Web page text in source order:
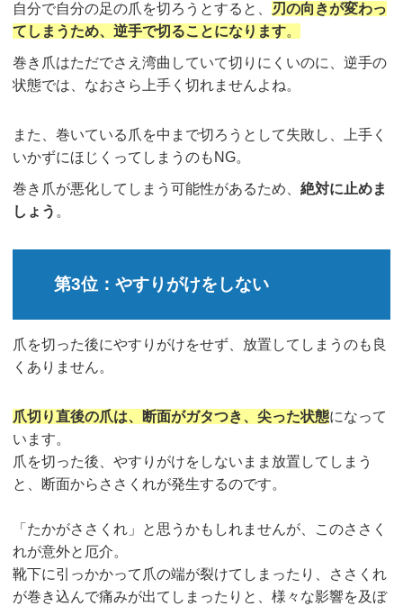
自分で自分の足の爪を切ろうとすると、
刃の向きが変わっ
てしまうため、逆手で切ることになります。
巻き爪はただでさえ湾曲していて切りにくいのに、逆手の
状態では、なおさら上手く切れませんよね。
また、巻いている爪を中まで切ろうとして失敗し、上手く
いかずにほじくってしまうのもNG。
巻き爪が悪化してしまう可能性があるため、絶対に止めま
しょう 。
第3位：やすりがけをしない
爪を切った後にやすりがけをせず、放置してしまうのも良
くありません。
爪切り直後の爪は、断面がガタつき、尖った状態になって
います。
爪を切った後、やすりがけをしないまま放置してしまう
と、断面からささくれが発生するのです。
「たかがささくれ」と思うかもしれませんが、このささく
れが意外と厄介。
靴下に引っかかって爪の端が裂けてしまったり、ささくれ
が巻き込んで痛みが出てしまったりと、様々な影響を及ぼ